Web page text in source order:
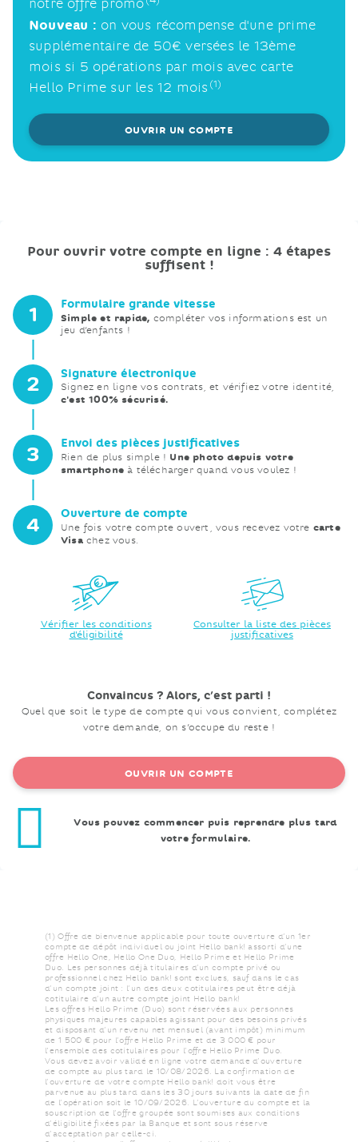
Nouveau : on vous récompense d'une prime
supplémentaire de 50€ versées le 13ème
mois si 5 opérations par mois avec carte
Hello Prime sur les 12 mois​ (1)
OUVRIR UN COMPTE
Pour ouvrir votre compte en ligne : 4 étapes
suffisent !
1 Formulaire grande vitesse
Simple et rapide, compléter vos informations est un
jeu d’enfants !
2 Signature électronique
Signez en ligne vos contrats, et vérifiez votre identité,
c'est 100% sécurisé.
3 Envoi des pièces justificatives
Rien de plus simple ! Une photo depuis votre
smartphone à télécharger quand vous voulez !
4 Ouverture de compte
Une fois votre compte ouvert, vous recevez votre carte
Visachez vous.
Vérifier les conditions
d'éligibilité
Consulter la liste des pièces
justificatives
Convaincus ? Alors, c’est parti !
Quel que soit le type de compte qui vous convient, complétez
votre demande, on s’occupe du reste !
OUVRIR UN COMPTE
Vous pouvez commencer puis reprendre plus tard
votre formulaire.
(1) Offre de bienvenue applicable pour toute ouverture d’un 1er
compte de dépôt individuel ou joint Hello bank! assorti d’une
offre Hello One, Hello One Duo, Hello Prime et Hello Prime
Duo. Les personnes déjà titulaires d’un compte privé ou
professionnel chez Hello bank! sont exclues, sauf dans le cas
d’un compte joint : l’un des deux cotitulaires peut être déjà
cotitulaire d’un autre compte joint Hello bank!​​​​​ ​​
​​​​​​​Les offres Hello Prime (Duo) sont réservées aux personnes
physiques majeures capables agissant pour des besoins privés
et disposant d’un revenu net mensuel (avant impôt) minimum
de 1 500 € pour l’offre Hello Prime et de 3 000 € pour
l'ensemble des cotitulaires pour l’offre Hello Prime Duo.​​
Vous devez avoir validé en ligne votre demande d’ouverture
de compte au plus tard le 10/08/2026. La confirmation de
l’ouverture de votre compte Hello bank! doit vous être
parvenue au plus tard dans les 30 jours suivants la date de fin
de l’opération soit le 10/09/2026. L’ouverture du compte et la
souscription de l’offre groupée sont soumises aux conditions
d’éligibilité fixées par la Banque et sont sous réserve
d’acceptation par celle-ci.​​